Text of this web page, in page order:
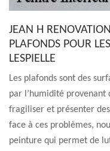
JEAN H
PLAFONDS POUR
LESPIELLE
Les plafonds sont des
par l’humidité provenant
fragiliser et présenter
face à ces problèmes,
peinture qui permet de